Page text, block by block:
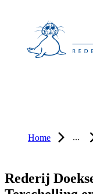
Overslaan
naar
Overslaan
naar
hoofdinhoud
Overslaan
naar
Home ...
Rederij